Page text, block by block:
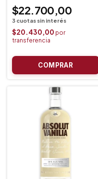
$22.700,00
$20.430,00